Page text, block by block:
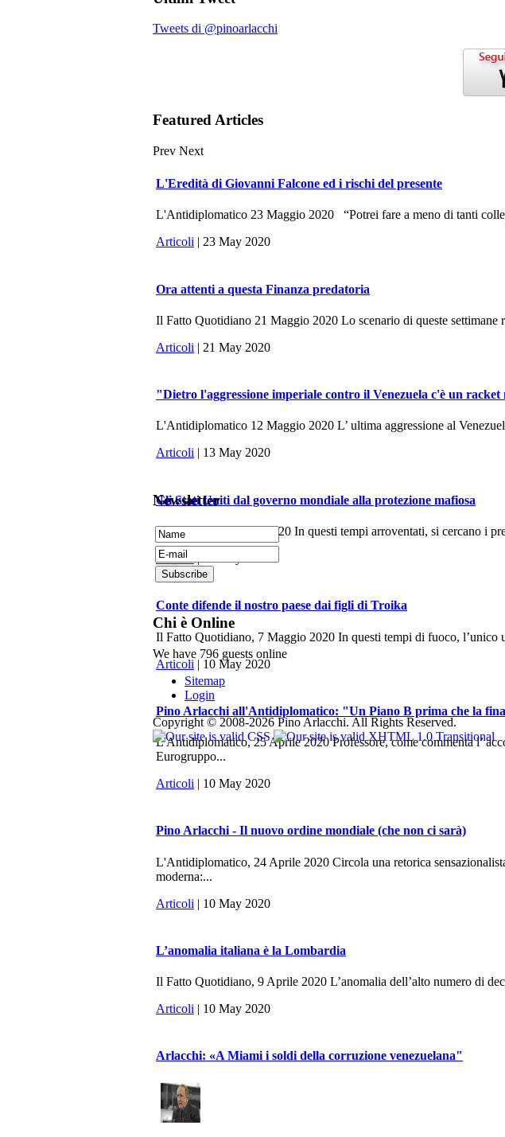
Tweets di @pinoarlacchi
Featured Articles
Prev Next
L'Eredità di Giovanni Falcone ed i rischi del presente
L'Antidiplomatico 23 Maggio 2020 “Potrei fare a meno di tanti
Articoli | 23 May 2020
Ora attenti a questa Finanza predatoria
Il Fatto Quotidiano 21 Maggio 2020 Lo scenario di queste settimane
Articoli | 21 May 2020
"Dietro l'aggressione imperiale contro il Venezuela c'è un racket
L'Antidiplomatico 12 Maggio 2020 L’ ultima aggressione al
Articoli | 13 May 2020
Gli Stati Uniti dal governo mondiale alla protezione mafiosa
La Fionda, 7 Maggio 2020 In questi tempi arroventati, si cercano i
Articoli
Conte difende il nostro paese dai figli di Troika
Il Fatto Quotidiano, 7 Maggio 2020 In questi tempi di fuoco, l’unico
Articoli | 10 May 2020
Pino Arlacchi all'Antidiplomatico: "Un Piano B prima che la
L'Antidiplomatico, 25 Aprile 2020 Professore, come commenta l’
Eurogruppo...
Articoli | 10 May 2020
Pino Arlacchi - Il nuovo ordine mondiale (che non ci sarà)
L'Antidiplomatico, 24 Aprile 2020 Circola una retorica
moderna:...
Articoli | 10 May 2020
L’anomalia italiana è la Lombardia
Il Fatto Quotidiano, 9 Aprile 2020 L’anomalia dell’alto numero di
Articoli | 10 May 2020
Arlacchi: «A Miami i soldi della corruzione venezuelana"
Newsletter
Chi è Online
We have 796 guests online
Sitemap
Login
Copyright © 2008-2026 Pino Arlacchi. All Rights Reserved.